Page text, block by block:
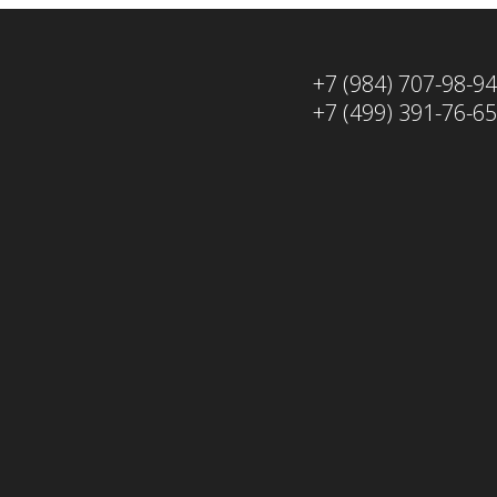
+7 (984) 707-98-94
+7 (499) 391-76-65